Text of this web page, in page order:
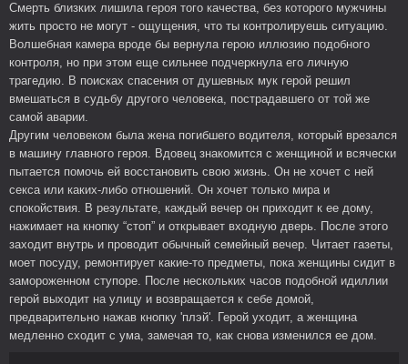
Смерть близких лишила героя того качества, без которого мужчины
жить просто не могут - ощущения, что ты контролируешь ситуацию.
Волшебная камера вроде бы вернула герою иллюзию подобного
контроля, но при этом еще сильнее подчеркнула его личную
трагедию. В поисках спасения от душевных мук герой решил
вмешаться в судьбу другого человека, пострадавшего от той же
самой аварии.
Другим человеком была жена погибшего водителя, который врезался
в машину главного героя. Вдовец знакомится с женщиной и всячески
пытается помочь ей восстановить свою жизнь. Он не хочет с ней
секса или каких-либо отношений. Он хочет только мира и
спокойствия. В результате, каждый вечер он приходит к ее дому,
нажимает на кнопку “стоп” и открывает входную дверь. После этого
заходит внутрь и проводит обычный семейный вечер. Читает газеты,
моет посуду, ремонтирует какие-то предметы, пока женщины сидит в
замороженном ступоре. После нескольких часов подобной идиллии
герой выходит на улицу и возвращается к себе домой,
предварительно нажав кнопку 'плэй'. Герой уходит, а женщина
медленно сходит с ума, замечая то, как снова изменился ее дом.